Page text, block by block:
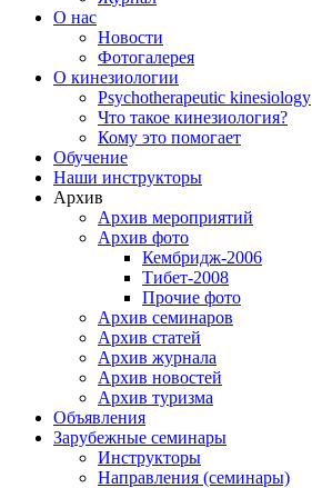
О нас
Новости
Фотогалерея
О кинезиологии
Psychotherapeutic kinesiology
Что такое кинезиология?
Кому это помогает
Обучение
Наши инструкторы
Архив
Архив мероприятий
Архив фото
Кембридж-2006
Тибет-2008
Прочие фото
Архив семинаров
Архив статей
Архив журнала
Архив новостей
Архив туризма
Объявления
Зарубежные семинары
Инструкторы
Направления (семинары)